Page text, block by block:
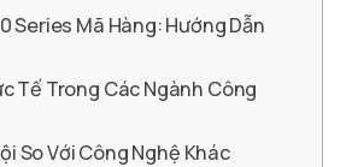
Series Mã Hàng: Hướng Dẫn
Tế Trong Các Ngành Công
So Với Công Nghệ Khác